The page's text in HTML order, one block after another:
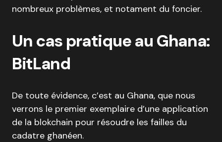
nombreux problèmes, et notament du foncier.
Un cas pratique au Ghana:
BitLand
De toute évidence, c’est au Ghana, que nous
verrons le premier exemplaire d’une application
de la blokchain pour résoudre les failles du
cadatre ghanéen.